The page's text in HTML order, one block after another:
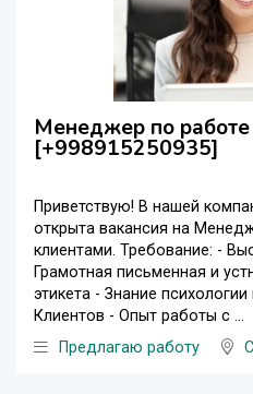
Менеджер по работе
[+998915250935]
Приветствую! В нашей
открыта вакансия на
клиентами. Требование: -
Грамотная письменная и
этикета - Знание
Клиентов - Опыт работы с ...
Предлагаю работу